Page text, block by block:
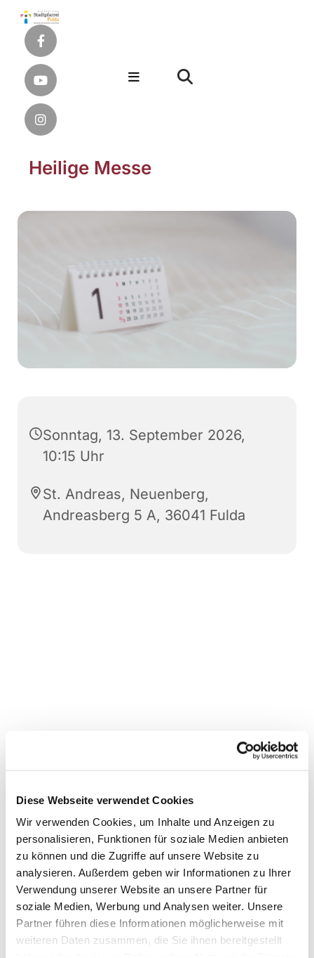
Diese Webseite verwendet Cookies
Wir verwenden Cookies, um Inhalte und Anzeigen zu
personalisieren, Funktionen für soziale Medien anbieten
zu können und die Zugriffe auf unsere Website zu
analysieren. Außerdem geben wir Informationen zu Ihrer
Verwendung unserer Website an unsere Partner für
soziale Medien, Werbung und Analysen weiter. Unsere
Partner führen diese Informationen möglicherweise mit
weiteren Daten zusammen, die Sie ihnen bereitgestellt
Heilige Messe
Sonntag, 13. September 2026,
10:15 Uhr
St. Andreas, Neuenberg,
Andreasberg 5 A, 36041 Fulda
Dies könnte Sie auch
interessieren